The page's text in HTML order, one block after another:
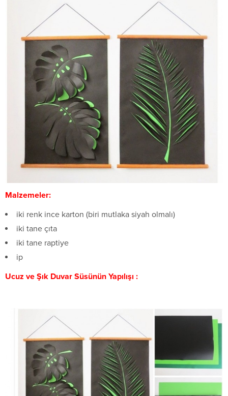
Malzemeler:
iki renk ince karton (biri mutlaka siyah olmalı)
iki tane çıta
iki tane raptiye
ip
Ucuz ve Şık Duvar Süsünün Yapılışı :